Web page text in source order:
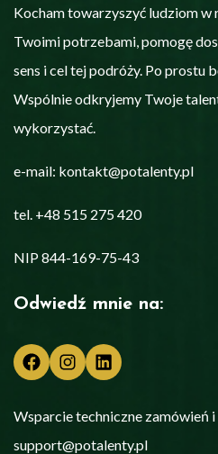
Kocham towarzyszyć ludziom w
Twoimi potrzebami, pomogę
sens i cel tej podróży. Po prostu
Wspólnie odkryjemy Twoje
wykorzystać.
e-mail: kontakt@potalenty.pl
tel. +48 515 275 420
NIP 844-169-75-43
Odwiedź mnie na:
Instagram
Wsparcie techniczne zamówień
support@potalenty.pl